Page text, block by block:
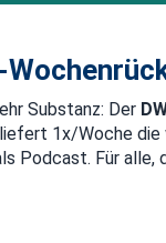
DWN:
DWN-Magazin
Substanz: Der
liefert 1x/Woche
Podcast. Für alle,